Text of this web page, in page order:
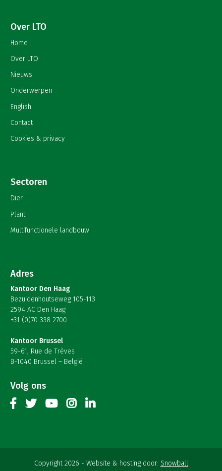
Over LTO
Home
Over LTO
Nieuws
Onderwerpen
English
Contact
Cookies & privacy
Sectoren
Dier
Plant
Multifunctionele landbouw
Adres
Kantoor Den Haag
Bezuidenhoutseweg 105-113
2594 AC Den Haag
+31 (0)70 338 2700
Kantoor Brussel
59-61, Rue de Trèves
B-1040 Brussel – België
Volg ons
Copyright 2026 Website & hosting door: Snowball